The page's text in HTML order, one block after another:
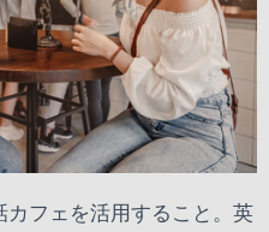
フェを活用すること。英